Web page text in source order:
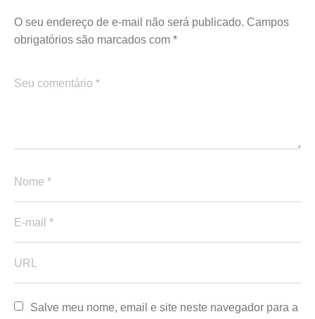
O seu endereço de e-mail não será publicado. Campos
obrigatórios são marcados com *
Salve meu nome, email e site neste navegador para a